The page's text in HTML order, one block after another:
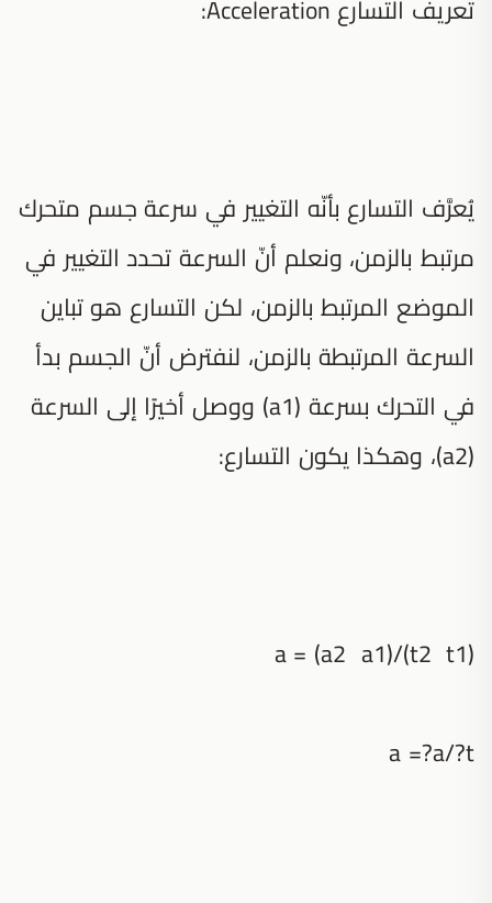
تعريف التسارع Acceleration:
يُعرَّف التسارع بأنّه التغيير في سرعة جسم متحرك
مرتبط بالزمن، ونعلم أنّ السرعة تحدد التغيير في
الموضع المرتبط بالزمن، لكن التسارع هو تباين
السرعة المرتبطة بالزمن، لنفترض أنّ الجسم بدأ
في التحرك بسرعة (a1) ووصل أخيرًا إلى السرعة
(a2)، وهكذا يكون التسارع:
a = (a2 a1)/(t2 t1)
a =?a/?t